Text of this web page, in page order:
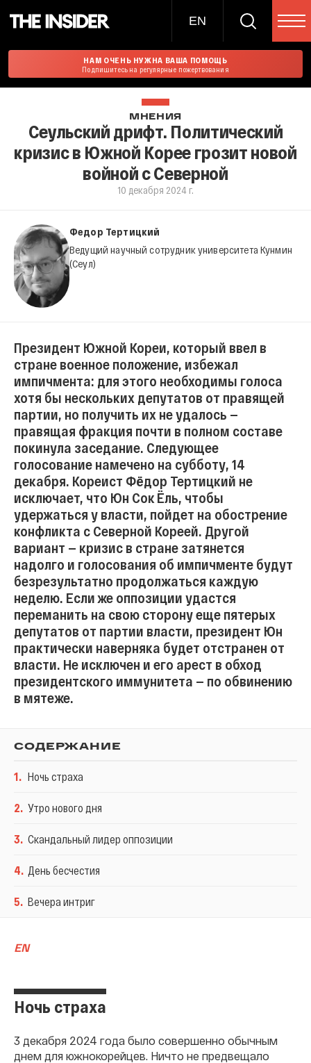
EN
НАМ ОЧЕНЬ НУЖНА ВАША ПОМОЩЬ
Подпишитесь на регулярные пожертвования
МНЕНИЯ
Сеульский дрифт. Политический
кризис в Южной Корее грозит новой
войной с Северной
10 декабря 2024 г.
Федор Тертицкий
Ведущий научный сотрудник университета Кунмин
(Сеул)
Президент Южной Кореи, который ввел в
стране военное положение, избежал
импичмента: для этого необходимы голоса
хотя бы нескольких депутатов от правящей
партии, но получить их не удалось —
правящая фракция почти в полном составе
покинула заседание. Следующее
голосование намечено на субботу, 14
декабря. Кореист Фёдор Тертицкий не
исключает, что Юн Сок Ёль, чтобы
удержаться у власти, пойдет на обострение
конфликта с Северной Кореей. Другой
вариант — кризис в стране затянется
надолго и голосования об импичменте будут
безрезультатно продолжаться каждую
неделю. Если же оппозиции удастся
переманить на свою сторону еще пятерых
депутатов от партии власти, президент Юн
практически наверняка будет отстранен от
власти. Не исключен и его арест в обход
президентского иммунитета — по обвинению
в мятеже.
СОДЕРЖАНИЕ
1. Ночь страха
2. Утро нового дня
3. Скандальный лидер оппозиции
4. День бесчестия
5. Вечера интриг
EN
Ночь страха
3 декабря 2024 года было совершенно обычным
днем для южнокорейцев. Ничто не предвещало